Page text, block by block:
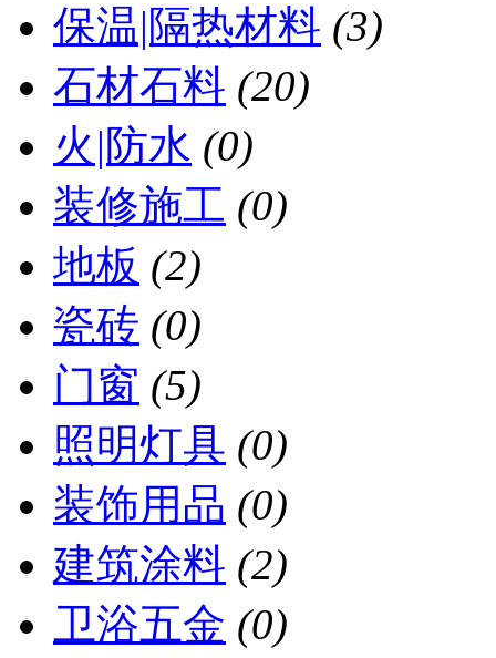
保温|隔热材料 (3)
石材石料 (20)
火|防水 (0)
装修施工 (0)
地板 (2)
瓷砖 (0)
门窗 (5)
照明灯具 (0)
装饰用品 (0)
建筑涂料 (2)
卫浴五金 (0)